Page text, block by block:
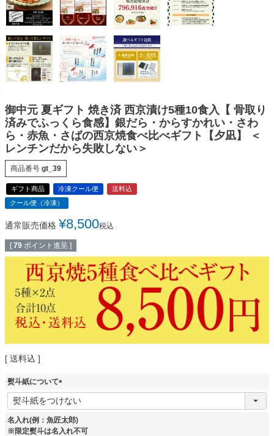
御中元 夏ギフト 焼き済 西京漬け5種10食入【 骨取り
済みでふっくら食感】銀だら・からすかれい・さわ
ら・赤魚・さばの西京焼食べ比べギフト【夕凪】 ＜
レンチンだから失敗しない＞
商品番号 gt_39
ギフト商品 冷凍クール便
送料込
クール便（冷凍）
通常販売価格 ¥8,500税込
[ 79 ポイント進呈 ]
送料込
熨斗紙について
(
必
須
)
名入れ(例：魚匠太郎)
※限定熨斗は名入れ不可